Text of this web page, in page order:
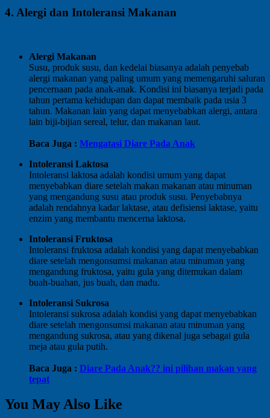
4. Alergi dan Intoleransi Makanan
Alergi Makanan
Susu, produk susu, dan kedelai biasanya adalah penyebab
alergi makanan yang paling umum yang memengaruhi saluran
pencernaan pada anak-anak. Kondisi ini biasanya terjadi pada
tahun pertama kehidupan dan dapat membaik pada usia 3
tahun. Makanan lain yang dapat menyebabkan alergi, antara
lain biji-bijian sereal, telur, dan makanan laut.
Baca Juga : Mengatasi Diare Pada Anak
Intoleransi Laktosa
Intoleransi laktosa adalah kondisi umum yang dapat
menyebabkan diare setelah makan makanan atau minuman
yang mengandung susu atau produk susu. Penyebabnya
adalah rendahnya kadar laktase, atau defisiensi laktase, yaitu
enzim yang membantu mencerna laktosa.
Intoleransi Fruktosa
Intoleransi fruktosa adalah kondisi yang dapat menyebabkan
diare setelah mengonsumsi makanan atau minuman yang
mengandung fruktosa, yaitu gula yang ditemukan dalam
buah-buahan, jus buah, dan madu.
Intoleransi Sukrosa
Intoleransi sukrosa adalah kondisi yang dapat menyebabkan
diare setelah mengonsumsi makanan atau minuman yang
mengandung sukrosa, atau yang dikenal juga sebagai gula
meja atau gula putih.
Baca Juga : Diare Pada Anak?? ini pilihan makan yang
tepat
You May Also Like